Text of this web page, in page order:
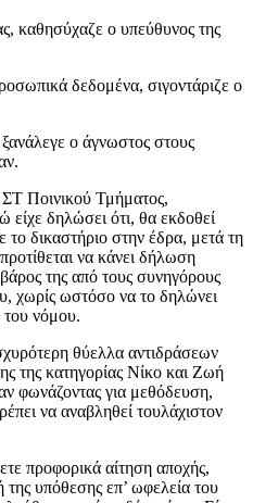
καθησύχαζε ο υπεύθυνος της
δεδομένα, σιγοντάριζε ο
ο άγνωστος στους
Ποινικού Τμήματος,
είχε δηλώσει ότι, θα εκδοθεί
δικαστήριο στην έδρα, μετά τη
να κάνει δήλωση
της από τους συνηγόρους
χωρίς ωστόσο να το δηλώνει
νόμου.
θύελλα αντιδράσεων
της κατηγορίας Νίκο και Ζωή
φωνάζοντας για μεθόδευση,
να αναβληθεί τουλάχιστον
προφορικά αίτηση αποχής,
υπόθεσης επ’ ωφελεία του